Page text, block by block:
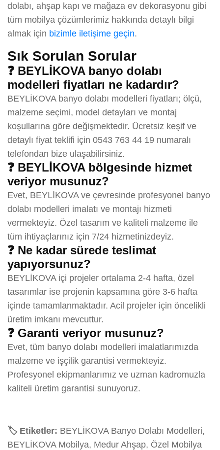
dolabı, ahşap kapı ve mağaza ev dekorasyonu gibi
tüm mobilya çözümlerimiz hakkında detaylı bilgi
almak için bizimle iletişime geçin.
Sık Sorulan Sorular
❓ BEYLİKOVA banyo dolabı
modelleri fiyatları ne kadardır?
BEYLİKOVA banyo dolabı modelleri fiyatları; ölçü,
malzeme seçimi, model detayları ve montaj
koşullarına göre değişmektedir. Ücretsiz keşif ve
detaylı fiyat teklifi için 0543 763 44 19 numaralı
telefondan bize ulaşabilirsiniz.
❓ BEYLİKOVA bölgesinde hizmet
veriyor musunuz?
Evet, BEYLİKOVA ve çevresinde profesyonel banyo
dolabı modelleri imalatı ve montajı hizmeti
vermekteyiz. Özel tasarım ve kaliteli malzeme ile
tüm ihtiyaçlarınız için 7/24 hizmetinizdeyiz.
❓ Ne kadar sürede teslimat
yapıyorsunuz?
BEYLİKOVA içi projeler ortalama 2-4 hafta, özel
tasarımlar ise projenin kapsamına göre 3-6 hafta
içinde tamamlanmaktadır. Acil projeler için öncelikli
üretim imkanı mevcuttur.
❓ Garanti veriyor musunuz?
Evet, tüm banyo dolabı modelleri imalatlarımızda
malzeme ve işçilik garantisi vermekteyiz.
Profesyonel ekipmanlarımız ve uzman kadromuzla
kaliteli üretim garantisi sunuyoruz.
🏷️ Etiketler: BEYLİKOVA Banyo Dolabı Modelleri,
BEYLİKOVA Mobilya, Medur Ahşap, Özel Mobilya